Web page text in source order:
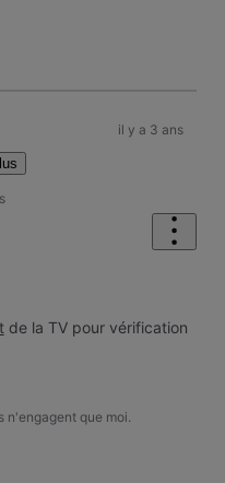
il y a 3 ans
de la TV pour vérification
n'engagent que moi.